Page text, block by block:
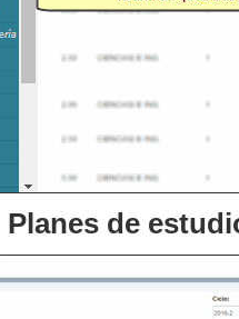
Planes de